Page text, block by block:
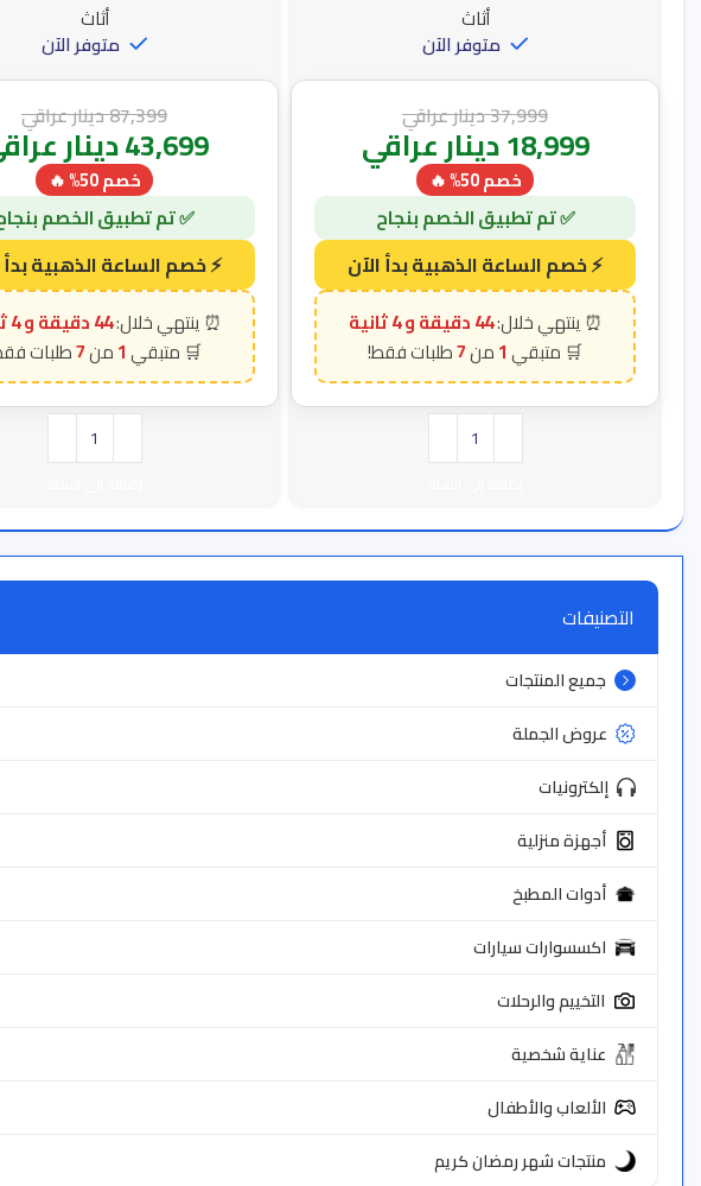
أثاث
متوفر الآن
37,999دينار عراقي
18,999دينار عراقي
خصم 50% 🔥
44 دقيقة و 3 ثانية
1
7
أثاث
متوفر الآن
87,399دينار عراقي
43,699دينار
خصم 50% 🔥
44 دقيقة و 3 ثانية
1
7
التصنيفات
جميع المنتجات
عروض الجملة
إلكترونيات
أجهزة منزلية
أدوات المطبخ
اكسسوارات سيارات
التخييم والرحلات
عناية شخصية
الألعاب والأطفال
منتجات شهر رمضان كريم